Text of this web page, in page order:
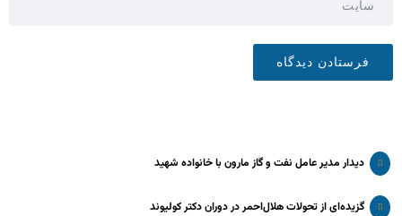
دیدار مدیر عامل نفت و گاز مارون با خانواده شهید
گزیده‌ای از تحولات هلال‌احمر در دوران دکتر کولیوند